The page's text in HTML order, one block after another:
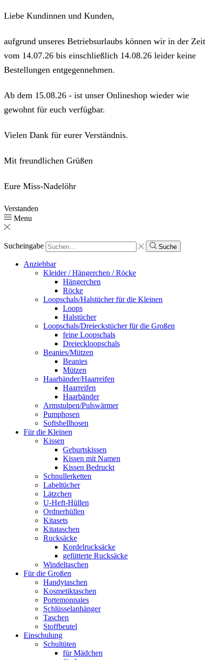
Liebe Kundinnen und Kunden,
aufgrund unseres Betriebsurlaubs können wir in der Zeit
vom 14.07.26 bis einschließlich 14.08.26 leider keine
Bestellungen entgegennehmen.
Ab dem 15.08.26 - ist unser Onlineshop wieder wie
gewohnt für euch verfügbar.
Vielen Dank für eurer Verständnis.
Mit freundlichen Grüßen
Eure Miss-Nadelöhr
Verstanden
Menu
Sucheingabe Suche
Anziehbar
Kleider / Hängerchen / Röcke
Hängerchen
Röcke
Loopschals/Halstücher für die Kleinen
Loops
Halstücher
Loopschals/Dreieckstücher für die Großen
feine Loopschals
Dreieckloopschals
Beanies/Mützen
Beanies
Mützen
Haarbänder/Haarreifen
Haarreifen
Haarbänder
Armstulpen/Pulswärmer
Pumphosen
Softshellhosen
Für die Kleinen
Kissen
Geburtskissen
Kissen mit Namen
Kissen Bedruckt
Schnullerketten
Labeltücher
Lätzchen
U-Heft-Hüllen
Ordnerhüllen
Kitasets
Kitataschen
Rucksäcke
Kordelrucksäcke
gefütterte Rucksäcke
Windeltaschen
Für die Großen
Handytaschen
Kosmetiktaschen
Portemonnaies
Schlüsselanhänger
Taschen
Stoffbeutel
Einschulung
Schultüten
für Mädchen